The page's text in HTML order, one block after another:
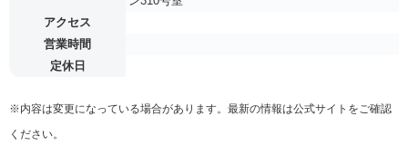
アクセス
営業時間
定休日
※内容は変更になっている場合があります。最新の情報は公式サイトをご確認
ください。